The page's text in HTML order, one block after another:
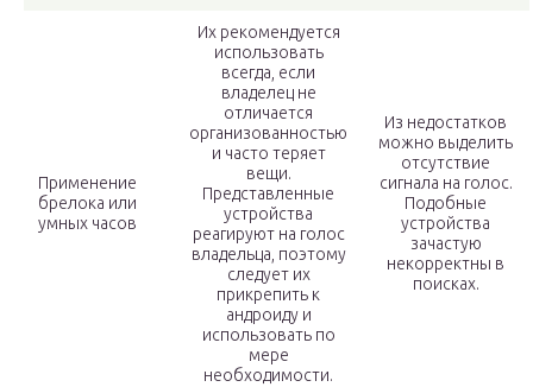
Применение
брелока или
умных часов
Их рекомендуется
использовать
всегда, если
владелец не
отличается
организованностью
и часто теряет
вещи.
Представленные
устройства
реагируют на голос
владельца, поэтому
следует их
прикрепить к
андроиду и
использовать по
мере
необходимости.
Из недостатков
можно выделить
отсутствие
сигнала на голос.
Подобные
устройства
зачастую
некорректны в
поисках.